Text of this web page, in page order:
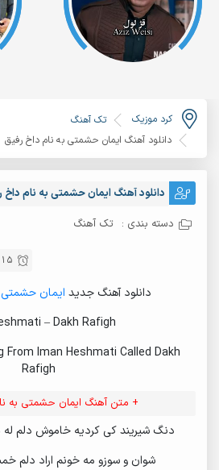
کرد موزیک
تک آهنگ
دانلود آهنگ ایمان حشمتی به نام داخ رفیق
دانلود آهنگ ایمان حشمتی به نام داخ
دسته بندی : تک آهنگ
15 شهریور 1404
دانلود آهنگ جدید ایمان حشمتی
– Dakh Rafigh
From Iman Heshmati Called Dakh
Rafigh
+ متن آهنگ ایمان حشمتی به
دنگ شیریند کی کردیه خاموش دلم
شوان و سوزو مه خونم اراد دلم